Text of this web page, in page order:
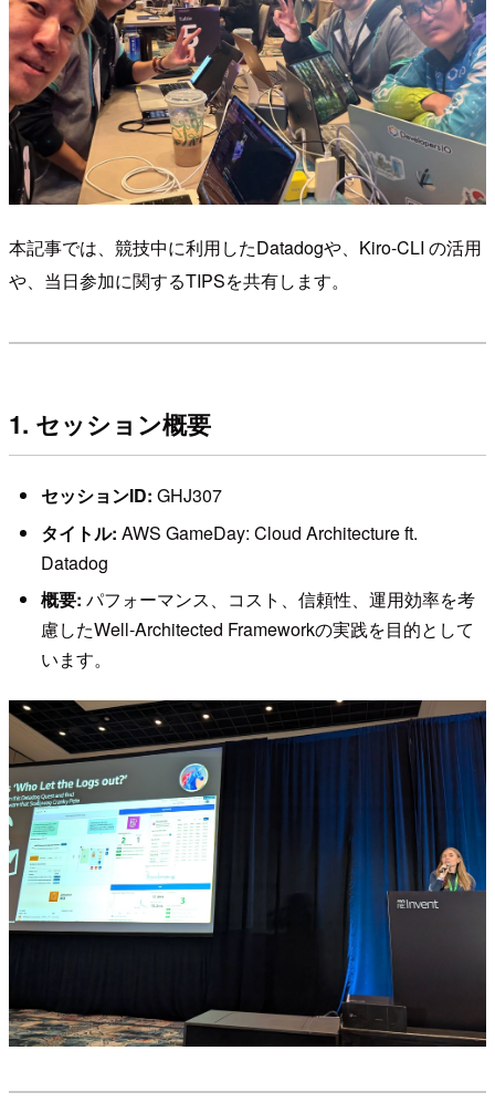
本記事では、競技中に利用したDatadogや、Kiro-CLI の活用
や、当日参加に関するTIPSを共有します。
1. セッション概要
セッションID: GHJ307
タイトル: AWS GameDay: Cloud Architecture ft.
Datadog
概要: パフォーマンス、コスト、信頼性、運用効率を考
慮したWell-Architected Frameworkの実践を目的として
います。